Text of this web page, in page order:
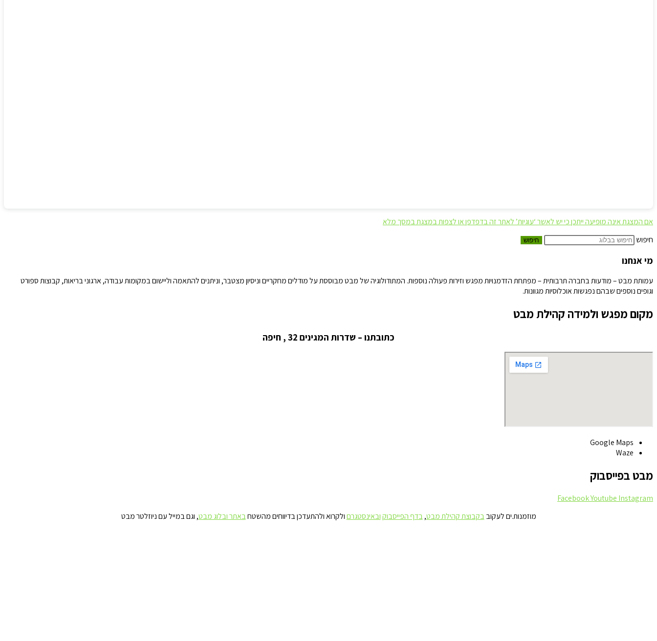
אם המצגת אינה מופיעה ייתכן כי יש לאשר ‘עוגיות’ לאתר זה בדפדפן או לצפות במצגת במסך מלא
חיפוש
חיפוש
מי אנחנו
עמותת מבט – מודעות בחברה תרבותית – מפתחת הזדמנויות מפגש וזירות פעולה נוספות. המתודולוגיה של מבט מבוססת על מודלים מחקריים וניסיון מצטבר, וניתנים להתאמה וליישום במקומות עבודה, ארגוני בריאות, קבוצות ספורט
וגופים נוספים שבהם נפגשות אוכלוסיות מגוונות.
מקום מפגש ולמידה קהילת מבט
כתובתנו – שדרות המגינים 32 , חיפה
Google Maps
Waze
מבט בפייסבוק
FacebookYoutube Instagram
מוזמנות.ים לעקובבקבוצת קהילת מבט,בדף הפייסבוקובאינסטגרםולקרוא ולהתעדכן בדיווחים מהשטחבאתר ובלוג מבט, וגם במייל עם ניוזלטר מבט